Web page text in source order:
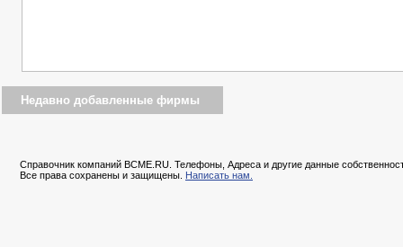
Недавно добавленные фирмы
Справочник компаний BCME.RU. Телефоны, Адреса и другие данные
Все права сохранены и защищены. Написать нам.